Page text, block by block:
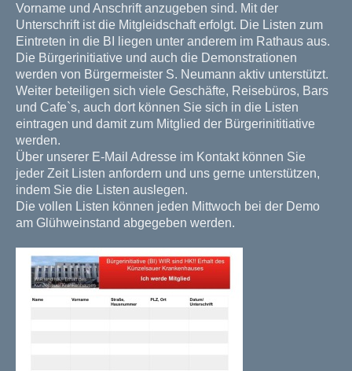
Vorname und Anschrift anzugeben sind. Mit der
Unterschrift ist die Mitgleidschaft erfolgt. Die Listen zum
Eintreten in die BI liegen unter anderem im Rathaus aus.
Die Bürgerinitiative und auch die Demonstrationen
werden von Bürgermeister S. Neumann aktiv unterstützt.
Weiter beteiligen sich viele Geschäfte, Reisebüros, Bars
und Cafe`s, auch dort können Sie sich in die Listen
eintragen und damit zum Mitglied der Bürgerinititiative
werden.
Über unserer E-Mail Adresse im Kontakt können Sie
jeder Zeit Listen anfordern und uns gerne unterstützen,
indem Sie die Listen auslegen.
Die vollen Listen können jeden Mittwoch bei der Demo
am Glühweinstand abgegeben werden.